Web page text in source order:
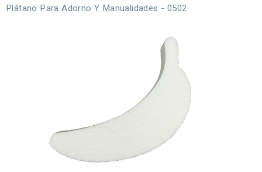
Plátano Para Adorno Y Manualidades - 0502